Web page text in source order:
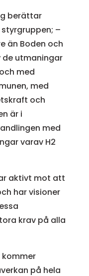
berättar
–
än Boden och
utmaningar
med
med
och
är i
med
varav H2
aktivt mot att
har visioner
krav på alla
på hela